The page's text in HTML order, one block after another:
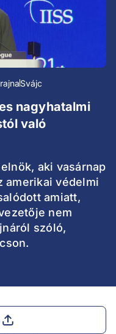
Svájc
nagyhatalmi
való
aki vasárnap
amerikai védelmi
amiatt,
nem
szóló,